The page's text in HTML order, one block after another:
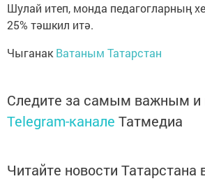
Шулай итеп, монда педагогларның
25% тәшкил итә.
Чыганак Ватаным Татарстан
Следите за самым важным и
Telegram-канале Татмедиа
Читайте новости Татарстана